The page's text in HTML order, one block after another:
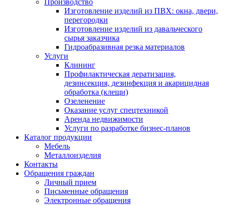
Производство
Изготовление изделий из ПВХ: окна, двери,
перегородки
Изготовление изделий из давальческого
сырья заказчика
Гидроабразивная резка материалов
Услуги
Клининг
Профилактическая дератизация,
дезинсекция, дезинфекция и акарицидная
обработка (клещи)
Озеленение
Оказание услуг спецтехникой
Аренда недвижимости
Услуги по разработке бизнес-планов
Каталог продукции
Мебель
Металлоизделия
Контакты
Обращения граждан
Личный прием
Письменные обращения
Электронные обращения